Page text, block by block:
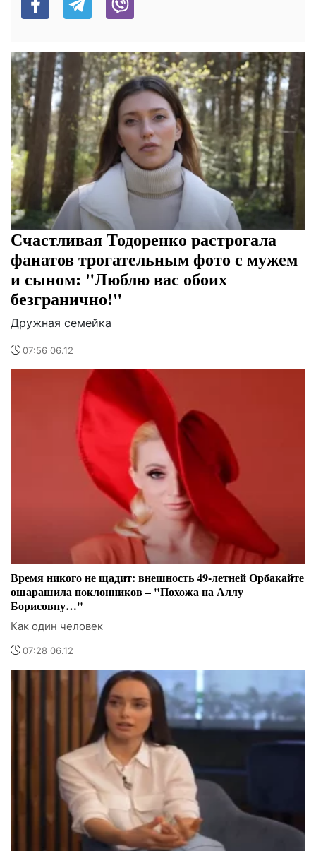
Счастливая Тодоренко растрогала
фанатов трогательным фото с мужем
и сыном: "Люблю вас обоих
безгранично!"
Дружная семейка
07:56 06.12
Время никого не щадит: внешность 49-летней Орбакайте
ошарашила поклонников – "Похожа на Аллу
Борисовну…"
Как один человек
07:28 06.12